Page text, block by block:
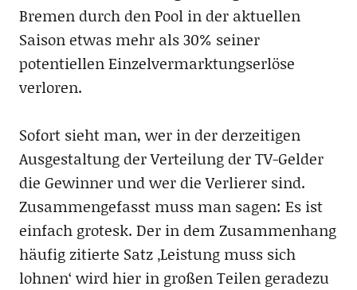
Bremen durch den Pool in der aktuellen
Saison etwas mehr als 30% seiner
potentiellen Einzelvermarktungserlöse
verloren.
Sofort sieht man, wer in der derzeitigen
Ausgestaltung der Verteilung der TV-Gelder
die Gewinner und wer die Verlierer sind.
Zusammengefasst muss man sagen: Es ist
einfach grotesk. Der in dem Zusammenhang
häufig zitierte Satz ‚Leistung muss sich
lohnen‘ wird hier in großen Teilen geradezu